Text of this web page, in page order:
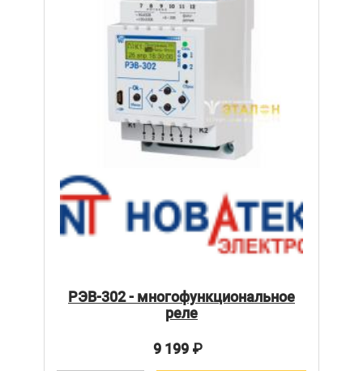
РЭВ-302 - многофункциональное
реле
9 199₽